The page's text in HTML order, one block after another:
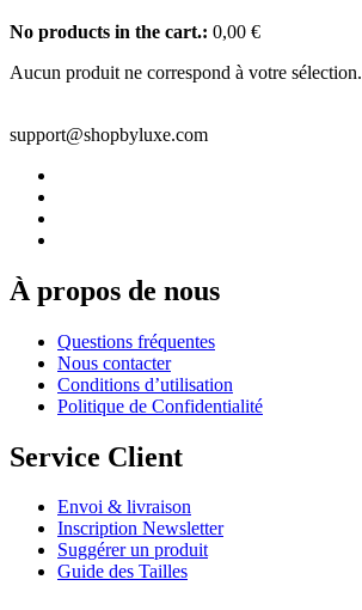
No products in the cart.: 0,00 €
Aucun produit ne correspond à votre sélection.
support@shopbyluxe.com
À propos de nous
Questions fréquentes
Nous contacter
Conditions d’utilisation
Politique de Confidentialité
Service Client
Envoi & livraison
Inscription Newsletter
Suggérer un produit
Guide des Tailles